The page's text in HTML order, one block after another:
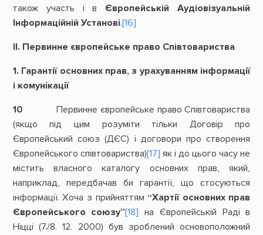
також участь і в Європейській Аудіовізуальній
Інформаційній Установі.[16]
ІІ. Первинне європейське право Співтовариства
1. Гарантії основних прав, з урахуванням інформації
і комунікації
10
Первинне європейське право Співтовариства
(якщо під цим розуміти тільки Договір про
Європейський союз (ДЄС) і договори про створення
Європейського співтовариства)[17] як і до цього часу не
містить власного каталогу основних прав, який,
наприклад, передбачав би гарантії, що стосуються
інформації. Хоча з прийняттям “Хартії основних прав
Європейського союзу”[18] на Європейській Раді в
Ніцці (7./8. 12. 2000) був зроблений основоположний